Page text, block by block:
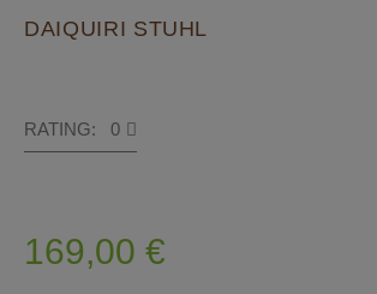
DAIQUIRI STUHL
RATING: 0
169,00 €